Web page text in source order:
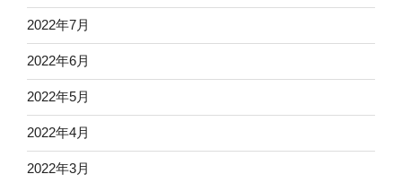
2022年7月
2022年6月
2022年5月
2022年4月
2022年3月